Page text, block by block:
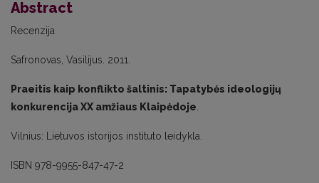
Abstract
Recenzija
Safronovas, Vasilijus. 2011.
Praeitis kaip konflikto šaltinis: Tapatybės ideologijų
konkurencija XX amžiaus Klaipėdoje
Vilnius: Lietuvos istorijos instituto leidykla.
ISBN 978-9955-847-47-2